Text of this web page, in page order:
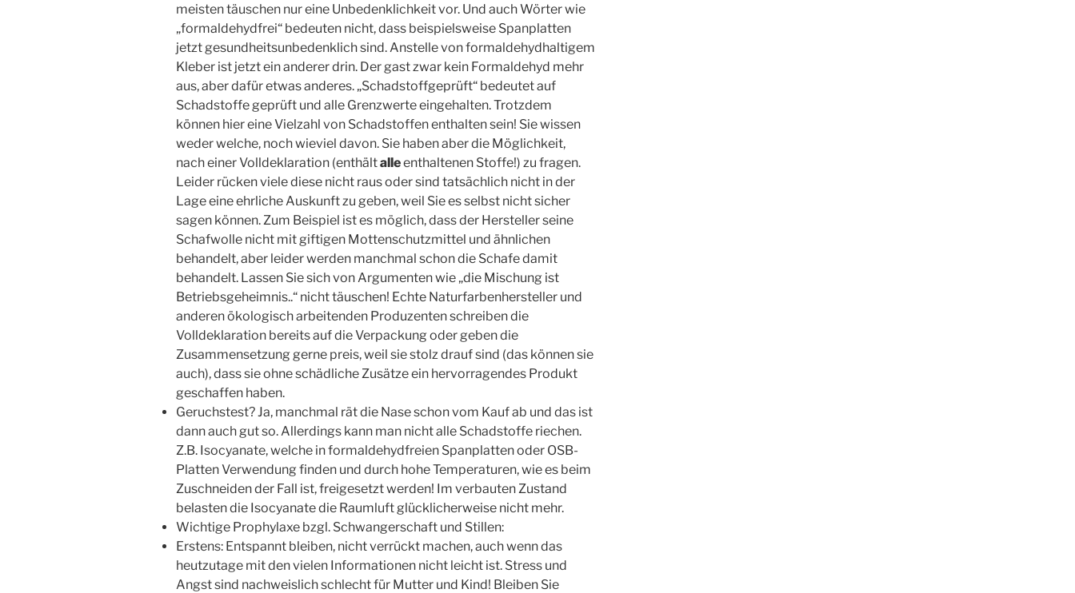
meisten täuschen nur eine Unbedenklichkeit vor. Und auch Wörter wie
„formaldehydfrei“ bedeuten nicht, dass beispielsweise Spanplatten
jetzt gesundheitsunbedenklich sind. Anstelle von formaldehydhaltigem
Kleber ist jetzt ein anderer drin. Der gast zwar kein Formaldehyd mehr
aus, aber dafür etwas anderes. „Schadstoffgeprüft“ bedeutet auf
Schadstoffe geprüft und alle Grenzwerte eingehalten. Trotzdem
können hier eine Vielzahl von Schadstoffen enthalten sein! Sie wissen
weder welche, noch wieviel davon. Sie haben aber die Möglichkeit,
nach einer Volldeklaration (enthältalleenthaltenen Stoffe!) zu fragen.
Leider rücken viele diese nicht raus oder sind tatsächlich nicht in der
Lage eine ehrliche Auskunft zu geben, weil Sie es selbst nicht sicher
sagen können. Zum Beispiel ist es möglich, dass der Hersteller seine
Schafwolle nicht mit giftigen Mottenschutzmittel und ähnlichen
behandelt, aber leider werden manchmal schon die Schafe damit
behandelt. Lassen Sie sich von Argumenten wie „die Mischung ist
Betriebsgeheimnis..“ nicht täuschen! Echte Naturfarbenhersteller und
anderen ökologisch arbeitenden Produzenten schreiben die
Volldeklaration bereits auf die Verpackung oder geben die
Zusammensetzung gerne preis, weil sie stolz drauf sind (das können sie
auch), dass sie ohne schädliche Zusätze ein hervorragendes Produkt
geschaffen haben.
Geruchstest? Ja, manchmal rät die Nase schon vom Kauf ab und das ist
dann auch gut so. Allerdings kann man nicht alle Schadstoffe riechen.
Z.B. Isocyanate, welche in formaldehydfreien Spanplatten oder OSB-
Platten Verwendung finden und durch hohe Temperaturen, wie es beim
Zuschneiden der Fall ist, freigesetzt werden! Im verbauten Zustand
belasten die Isocyanate die Raumluft glücklicherweise nicht mehr.
Wichtige Prophylaxe bzgl. Schwangerschaft und Stillen:
Erstens: Entspannt bleiben, nicht verrückt machen, auch wenn das
heutzutage mit den vielen Informationen nicht leicht ist. Stress und
Angst sind nachweislich schlecht für Mutter und Kind! Bleiben Sie